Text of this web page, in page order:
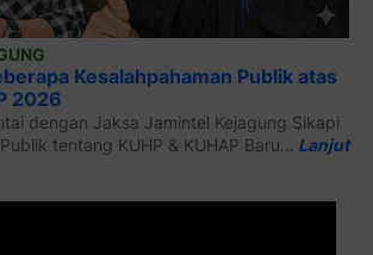
Kesalahpahaman Publik atas
2026
dengan Jaksa Jamintel Kejagung Sikapi
tentang KUHP & KUHAP Baru… Lanjut